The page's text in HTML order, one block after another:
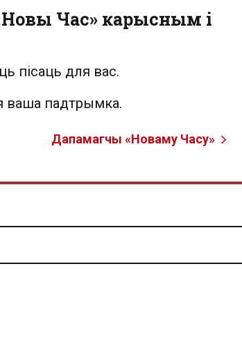
Час» карысным і
пісаць для вас.
ваша падтрымка.
Дапамагчы «Новаму Часу»